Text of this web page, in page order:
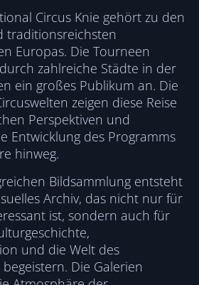
Circus Knie gehört zu den
traditionsreichsten
Europas. Die Tourneen
zahlreiche Städte in der
ein großes Publikum an. Die
zeigen diese Reise
Perspektiven und
Entwicklung des Programms
hinweg.
Bildsammlung entsteht
Archiv, das nicht nur für
ist, sondern auch für
und die Welt des
Die Galerien